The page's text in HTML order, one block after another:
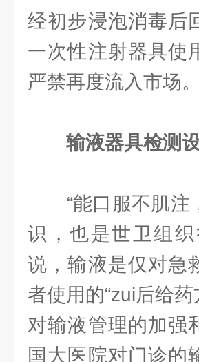
经初步浸泡消毒后
一次性注射器具使
严禁再度流入市场。
输液器具检测
“能口服不肌注
识，也是世卫组
说，输液是仅对急
者使用的“zui后给
对输液管理的加强
国大医院对门诊的